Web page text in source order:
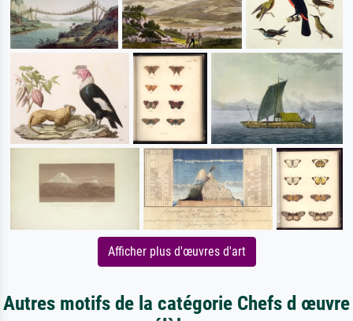
Afficher plus d'œuvres d'art
Autres motifs de la catégorie Chefs d œuvre